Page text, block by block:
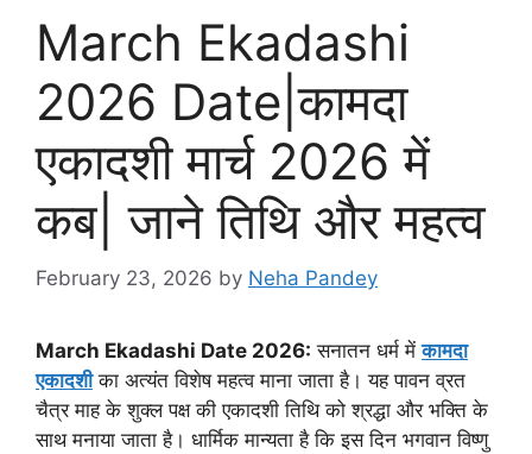
March Ekadashi
2026 Date|कामदा
एकादशी मार्च 2026 में
कब| जाने तिथि और महत्व
February 23, 2026 by Neha Pandey
March Ekadashi Date 2026: सनातन धर्म मेंकामदा
एकादशीका अत्यंत विशेष महत्व माना जाता है। यह पावन व्रत
चैत्र माह के शुक्ल पक्ष की एकादशी तिथि को श्रद्धा और भक्ति के
साथ मनाया जाता है। धार्मिक मान्यता है कि इस दिन भगवान विष्णु